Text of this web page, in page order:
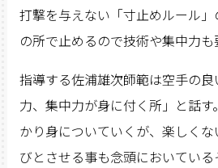
打撃を与えない「寸止めルール
の所で止めるので技術や集中力も
指導する佐浦雄次師範は空手の
力、集中力が身に付く所」と話
かり身についていくが、楽しく
びとさせる事も念頭においている